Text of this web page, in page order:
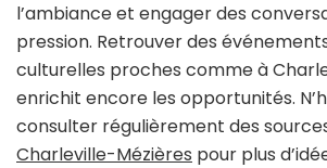
l’ambiance et engager des
pression. Retrouver des
culturelles proches comme à
enrichit encore les opportunités.
consulter régulièrement des
Charleville-Mézières pour plus